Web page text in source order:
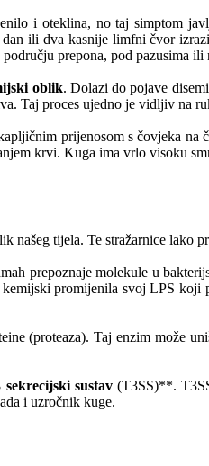
i oteklina, no taj simptom
ili dva kasnije limfni čvor
prepona, pod pazusima ili
oblik. Dolazi do pojave
Taj proces ujedno je vidljiv na
prijenosom s čovjeka
krvi. Kuga ima vrlo visoku
našeg tijela. Te stražarnice lako
prepoznaje molekule u
kemijski promijenila svoj LPS koji
(proteaza). Taj enzim može
sekrecijski sustav(T3SS)**.
i uzročnik kuge.